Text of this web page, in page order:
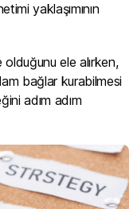
yaklaşımının
ele alırken,
bağlar kurabilmesi
adım adım